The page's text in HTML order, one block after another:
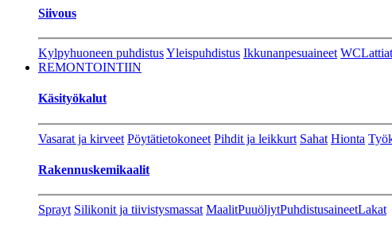
Siivous
Kylpyhuoneen puhdistusYleispuhdistus Ikkunanpesuaineet WCLattiat
REMONTOINTIIN
Käsityökalut
Vasarat ja kirveet Pöytätietokoneet Pihdit ja leikkurt Sahat Hionta
Rakennuskemikaalit
Sprayt Silikonit ja tiivistysmassat MaalitPuuöljytPuhdistusaineetLakat